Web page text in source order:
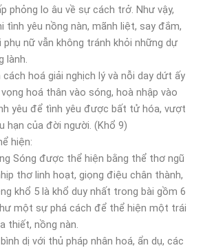
phỏng lo âu về sự cách trở. Như vậy,
tình yêu nồng nàn, mãnh liệt, say đắm,
phụ nữ vẫn không tránh khỏi những dự
lành.
hoá giải nghịch lý và nỗi day dứt ấy
hoá thân vào sóng, hoà nhập vào
yêu để tình yêu được bất tử hóa, vượt
hạn của đời người. (Khổ 9)
hiện:
Sóng được thể hiện bằng thể thơ ngũ
thơ linh hoạt, giọng điệu chân thành,
khổ 5 là khổ duy nhất trong bài gồm 6
một sự phá cách để thể hiện một trái
thiết, nồng nàn.
dị với thủ pháp nhân hoá, ẩn dụ, các